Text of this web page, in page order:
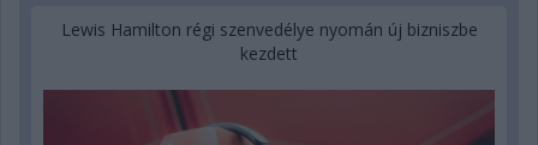
Lewis Hamilton régi szenvedélye nyomán új bizniszbe
kezdett